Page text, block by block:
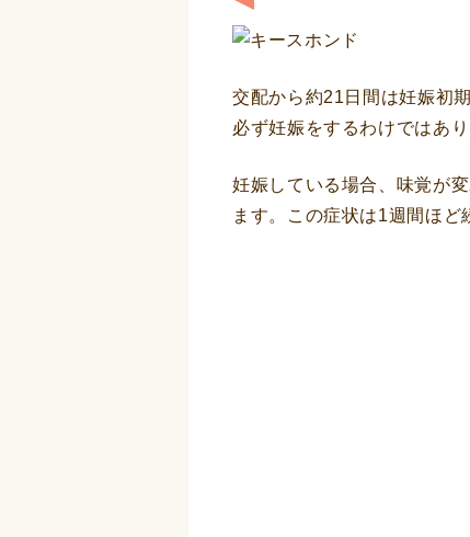
交配から約21日間は妊娠初
必ず妊娠をするわけではあ
妊娠している場合、味覚が
ます。この症状は1週間ほど